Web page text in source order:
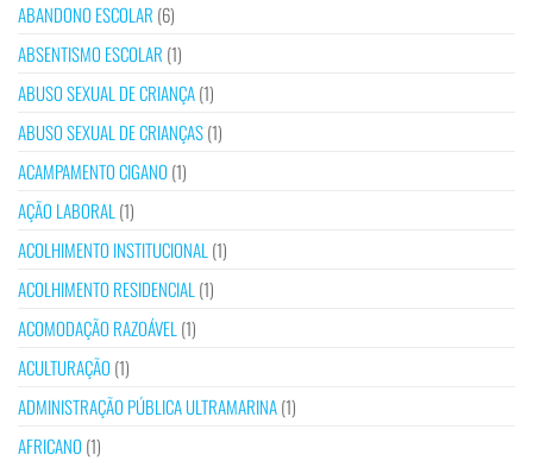
ABANDONO ESCOLAR (6)
ABSENTISMO ESCOLAR (1)
ABUSO SEXUAL DE CRIANÇA(1)
ABUSO SEXUAL DE CRIANÇAS(1)
ACAMPAMENTO CIGANO (1)
AÇÃO LABORAL (1)
ACOLHIMENTO INSTITUCIONAL (1)
ACOLHIMENTO RESIDENCIAL (1)
ACOMODAÇÃO RAZOÁVEL (1)
ACULTURAÇÃO (1)
ADMINISTRAÇÃO PÚBLICA ULTRAMARINA(1)
AFRICANO (1)